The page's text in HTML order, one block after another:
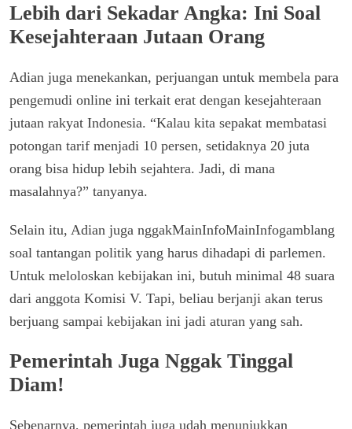
Lebih dari Sekadar Angka: Ini Soal
Kesejahteraan Jutaan Orang
Adian juga menekankan, perjuangan untuk membela para
pengemudi online ini terkait erat dengan kesejahteraan
jutaan rakyat Indonesia. “Kalau kita sepakat membatasi
potongan tarif menjadi 10 persen, setidaknya 20 juta
orang bisa hidup lebih sejahtera. Jadi, di mana
masalahnya?” tanyanya.
Selain itu, Adian juga nggakMainInfoMainInfogamblang
soal tantangan politik yang harus dihadapi di parlemen.
Untuk meloloskan kebijakan ini, butuh minimal 48 suara
dari anggota Komisi V. Tapi, beliau berjanji akan terus
berjuang sampai kebijakan ini jadi aturan yang sah.
Pemerintah Juga Nggak Tinggal
Diam!
Sebenarnya, pemerintah juga udah menunjukkan